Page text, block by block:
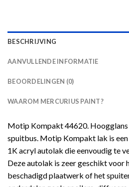
BESCHRIJVING
AANVULLENDE INFORMATIE
BEOORDELINGEN (0)
WAAROM MERCURIUS PAINT?
Motip Kompakt 44620.
spuitbus. Motip Kompakt lak is
1K acryl autolak die eenvoudig te
Deze autolak is zeer geschikt voor
beschadigd plaatwerk of het